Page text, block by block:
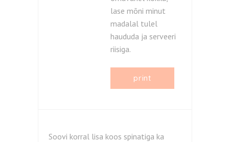
lase mõni minut
madalal tulel
haududa ja serveeri
riisiga.
print
Soovi korral lisa koos spinatiga ka